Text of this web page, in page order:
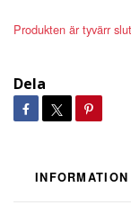
Produkten är tyvärr
Dela
INFORMATION